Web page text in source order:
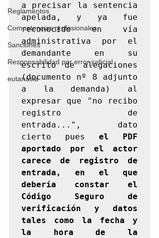
Reglamentos
Competencias profesionales
Sanciones
Responsabilidad por error judicial
eutanasia
a precisar la sentencia
apelada, y ya fue
reconocido en vía
administrativa por el
demandante en su
escrito de alegaciones
(documento nº 8 adjunto
a la demanda) al
expresar que "no recibo
registro de
entrada...", dato
cierto pues el PDF
aportado por el actor
carece de registro de
entrada, en el que
debería constar el
Código Seguro de
verificación y datos
tales como la fecha y
la hora de la